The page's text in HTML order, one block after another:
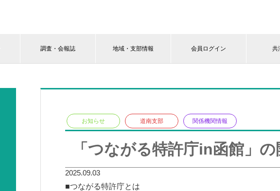
調査・会報誌 地域・支部情報 会員ログイン 共
お知らせ 道南支部 関係機関情報
「つながる特許庁in函館」
2025.09.03
■つながる特許庁とは